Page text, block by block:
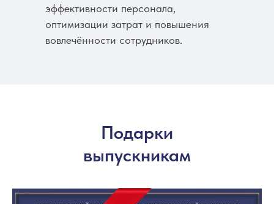
эффективности персонала,
оптимизации затрат и повышения
вовлечённости сотрудников.
Подарки
выпускникам